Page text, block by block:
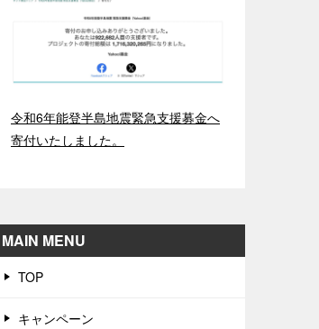
令和6年能登半島地震緊急支援募金へ
寄付いたしました。
MAIN MENU
TOP
キャンペーン